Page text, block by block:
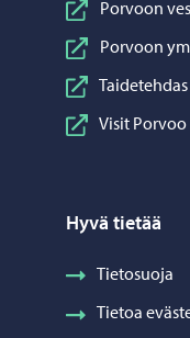
Porvoon
Porvoon
Taidetehdas
Visit Porvoo
Hyvä tietää
Tietosuoja
Tietoa